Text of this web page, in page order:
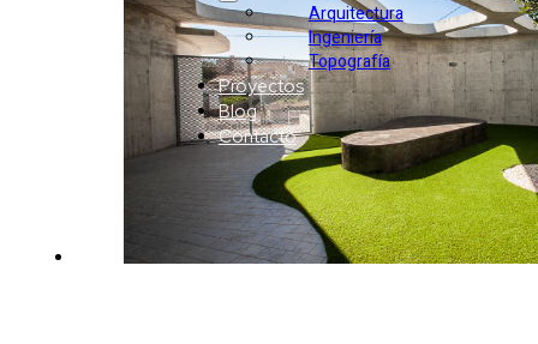
Arquitectura
Ingeniería
Topografía
Proyectos
Blog
Contacto